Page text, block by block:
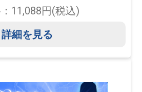
11,088円(税込)
詳細を見る